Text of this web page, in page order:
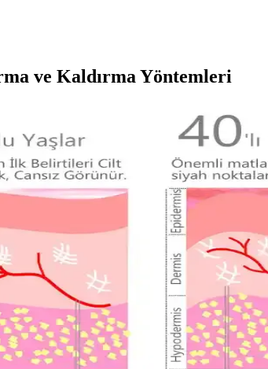
ve Kaldırma Yöntemleri